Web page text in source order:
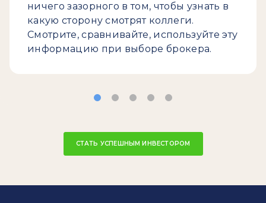
ничего зазорного в том, чтобы узнать в
какую сторону смотрят коллеги.
Смотрите, сравнивайте, используйте эту
информацию при выборе брокера.
СТАТЬ УСПЕШНЫМ ИНВЕСТОРОМ